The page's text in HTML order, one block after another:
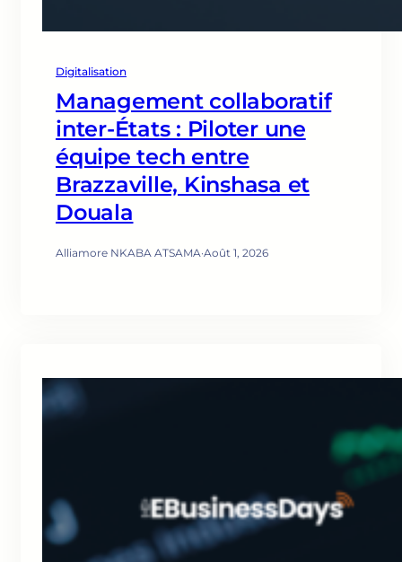
Digitalisation
Management collaboratif
inter-États : Piloter une
équipe tech entre
Brazzaville, Kinshasa et
Douala
Alliamore NKABA ATSAMA·Août 1, 2026